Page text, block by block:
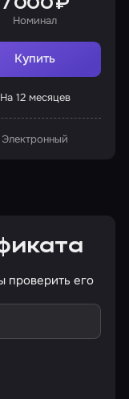
7 000 ₽
Номинал
Купить
На 12 месяцев
Электронный
проверить его